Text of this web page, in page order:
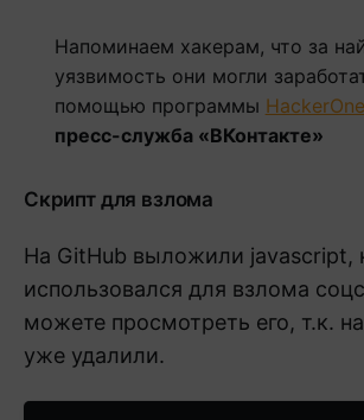
Напоминаем хакерам, что за
уязвимость они могли
помощью программы HackerOne
пресс-служба «ВКонтакте»
Скрипт для взлома
На GitHub выложили javascript,
использовался для взлома
можете просмотреть его, т.к.
уже удалили.